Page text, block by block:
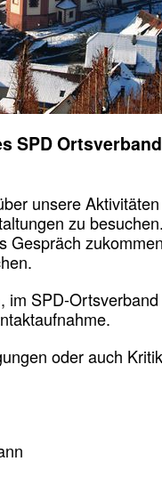
SPD
unsere
zu
Gespräch
im SPD-
oder auch